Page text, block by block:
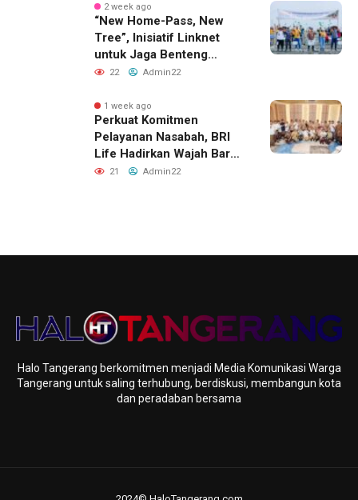
2 week ago
“New Home-Pass, New
Tree”, Inisiatif Linknet
untuk Jaga Benteng
Pesisir dan Masa Depan
22 Admin22
1 week ago
Perkuat Komitmen
Pelayanan Nasabah, BRI
Life Hadirkan Wajah Baru
Kantor Layanan di
21 Admin22
Halo Tangerang berkomitmen menjadi Media Komunikasi Warga
Tangerang untuk saling terhubung, berdiskusi, membangun kota
dan peradaban bersama